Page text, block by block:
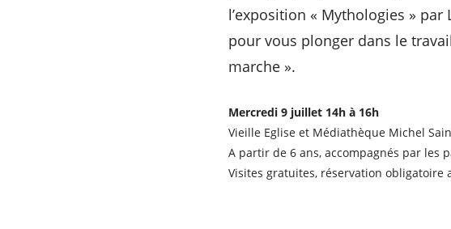
l’exposition « Mythologies »
pour vous plonger dans le
marche ».
Mercredi 9 juillet 14h à 16h
Vieille Eglise et Médiathèque Michel
A partir de 6 ans, accompagnés par les
Visites gratuites, réservation obligatoire